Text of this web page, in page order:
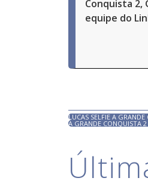
Conquista 2,
equipe do
LUCAS SELFIE A
A GRANDE CONQUISTA